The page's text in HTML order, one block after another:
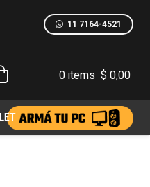
11 7164-4521
0 items $ 0,00